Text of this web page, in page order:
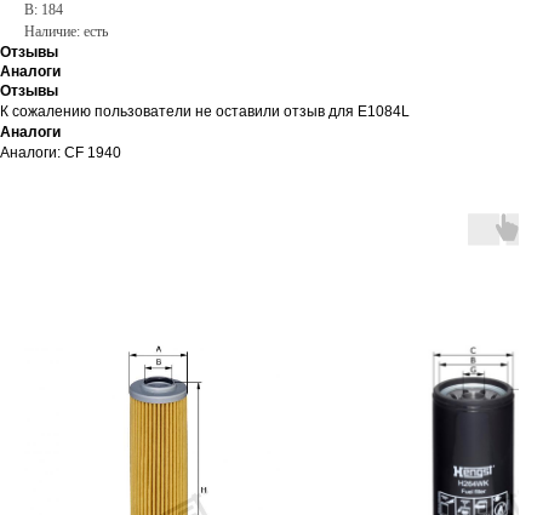
B: 184
Наличие: есть
Отзывы
Аналоги
Отзывы
К сожалению пользователи не оставили отзыв для E1084L
Аналоги
Аналоги: CF 1940